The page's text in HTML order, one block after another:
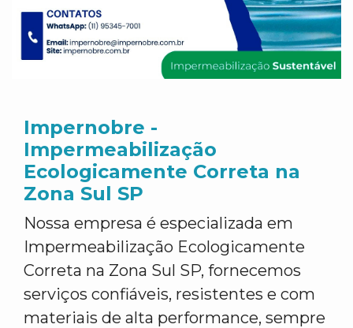
Impernobre -
Impermeabilização
Ecologicamente Correta na
Zona Sul SP
Nossa empresa é especializada em
Impermeabilização Ecologicamente
Correta na Zona Sul SP, fornecemos
serviços confiáveis, resistentes e com
materiais de alta performance, sempre